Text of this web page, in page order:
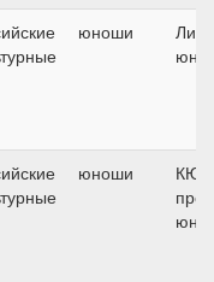
юноши
юноши
КЮР